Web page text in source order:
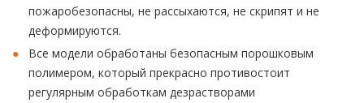
пожаробезопасны, не рассыхаются, не скрипят и не
деформируются.
Все модели обработаны безопасным порошковым
полимером, который прекрасно противостоит
регулярным обработкам дезрастворами